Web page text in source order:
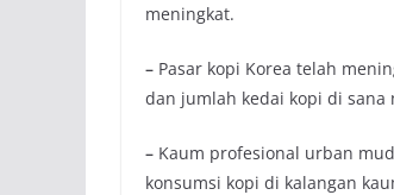
meningkat.
– Pasar kopi Korea telah
dan jumlah kedai kopi di sana
– Kaum profesional urban
konsumsi kopi di kalangan